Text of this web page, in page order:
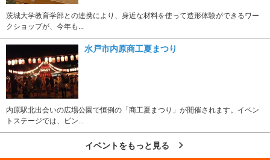
茨城大学教育学部との連携により、身近な材料を使って造形体験ができるワー
クショップが、今年も...
水戸市内原商工夏まつり
内原駅北出会いの広場公園で恒例の「商工夏まつり」が開催されます。イベン
トステージでは、ビン...
イベントをもっと見る